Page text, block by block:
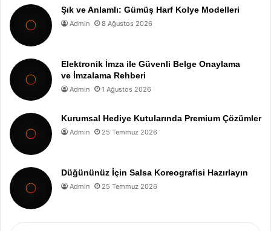
Şık ve Anlamlı: Gümüş Harf Kolye Modelleri
Admin 8 Ağustos 2026
Elektronik İmza ile Güvenli Belge Onaylama
ve İmzalama Rehberi
Admin 1 Ağustos 2026
Kurumsal Hediye Kutularında Premium Çözümler
Admin 25 Temmuz 2026
Düğününüz İçin Salsa Koreografisi Hazırlayın
Admin 25 Temmuz 2026